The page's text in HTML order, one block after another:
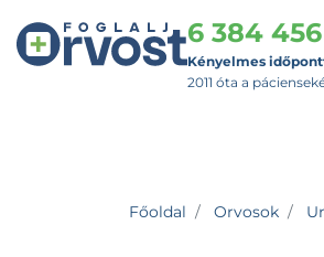
6 384 456
Kényelmes
2011 óta a
Főoldal Orvosok